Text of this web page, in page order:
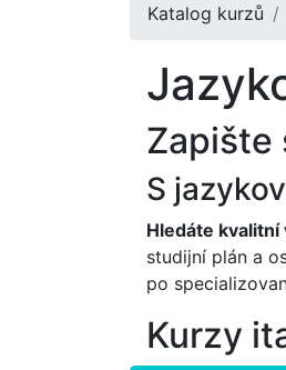
Katalog kurzů
Zapište
S
Hledáte kvalitní
studijní plán a
po
Kurzy